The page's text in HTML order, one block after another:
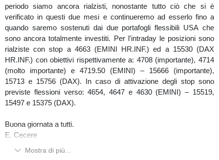
periodo siamo ancora rialzisti, nonostante tutto ciò che si è
verificato in questi due mesi e continueremo ad esserlo fino a
quando saremo sostenuti dai due portafogli flessibili USA che
sono ancora totalmente investiti. Per l'intraday le posizioni sono
rialziste con stop a 4663 (EMINI HR.INF.) ed a 15530 (DAX
HR.INF.) con obiettivi rispettivamente a: 4708 (importante), 4714
(molto importante) e 4719.50 (EMINI) – 15666 (importante),
15713 e 15756 (DAX). In caso di attivazione degli stop sono
previste flessioni verso: 4654, 4647 e 4630 (EMINI) – 15519,
15497 e 15375 (DAX).
Buona giornata a tutti.
E. Cecere
Mostra di più...